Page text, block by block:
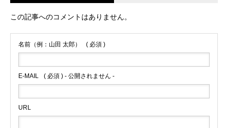
この記事へのコメントはありません。
名前（例：山田 太郎） ( 必須 )
E-MAIL ( 必須 ) - 公開されません -
URL